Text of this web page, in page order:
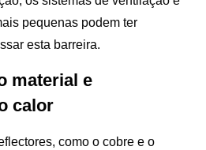
pequenas podem ter
esta barreira.
material e
calor
como o cobre e o